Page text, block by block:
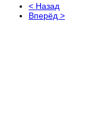
< Назад
Вперёд >